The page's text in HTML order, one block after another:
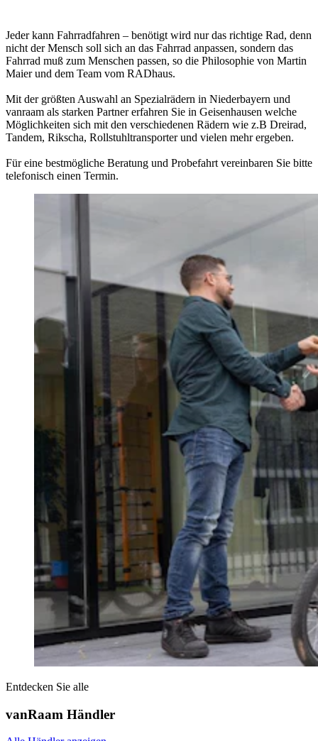
Jeder kann Fahrradfahren – benötigt wird nur das richtige Rad, denn
nicht der Mensch soll sich an das Fahrrad anpassen, sondern das
Fahrrad muß zum Menschen passen, so die Philosophie von Martin
Maier und dem Team vom RADhaus.
Mit der größten Auswahl an Spezialrädern in Niederbayern und
vanraam als starken Partner erfahren Sie in Geisenhausen welche
Möglichkeiten sich mit den verschiedenen Rädern wie z.B Dreirad,
Tandem, Rikscha, Rollstuhltransporter und vielen mehr ergeben.
Für eine bestmögliche Beratung und Probefahrt vereinbaren Sie bitte
telefonisch einen Termin.
Entdecken Sie alle
vanRaam Händler